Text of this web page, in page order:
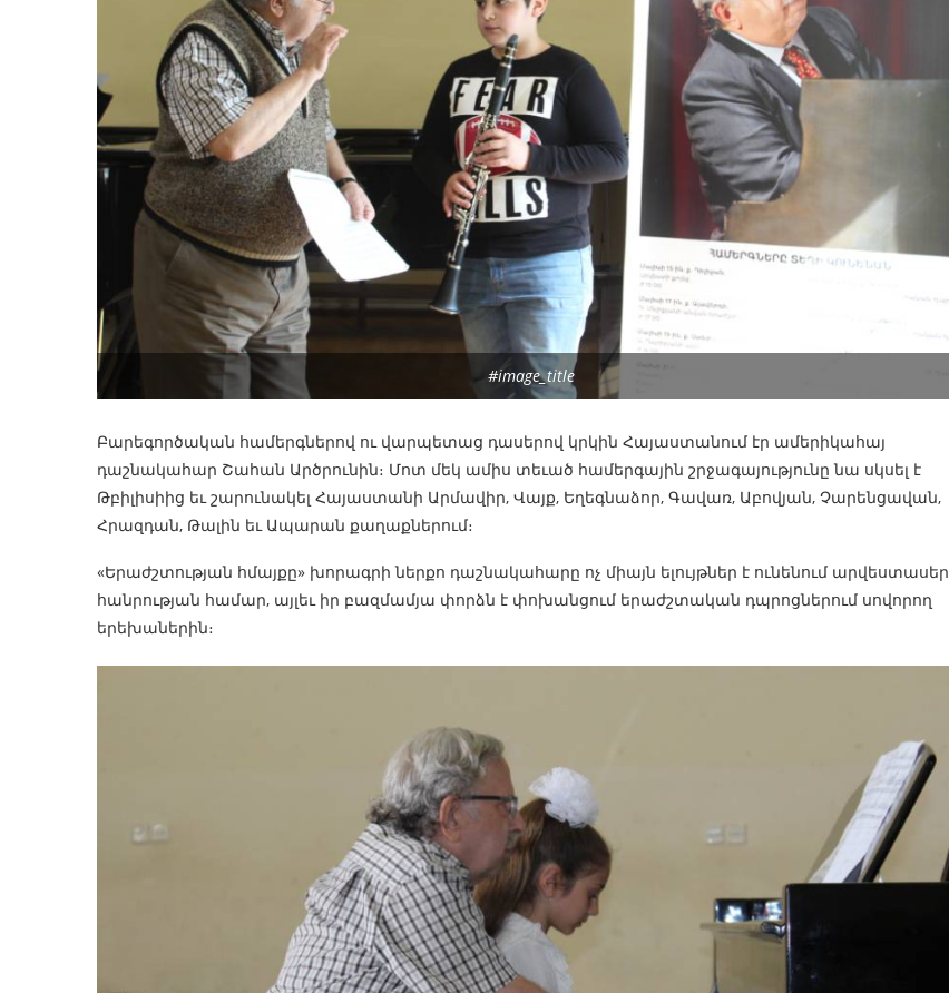
#image_title
Բարեգործական համերգներով ու վարպետաց դասերով կրկին Հայաստանում էր ամերիկահայ
դաշնակահար Շահան Արծրունին։ Մոտ մեկ ամիս տեւած համերգային շրջագայությունը նա սկսել է
Թբիլիսիից եւ շարունակել Հայաստանի Արմավիր, Վայք, Եղեգնաձոր, Գավառ, Աբովյան, Չարենցավան,
Հրազդան, Թալին եւ Ապարան քաղաքներում։
«Երաժշտության հմայքը» խորագրի ներքո դաշնակահարը ոչ միայն ելույթներ է ունենում արվեստասեր
հանրության համար, այլեւ իր բազմամյա փորձն է փոխանցում երաժշտական դպրոցներում սովորող
երեխաներին։